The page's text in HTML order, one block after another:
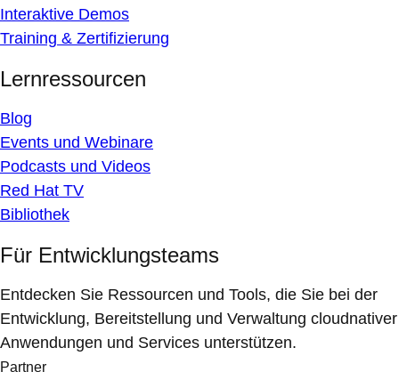
Interaktive Demos
Training & Zertifizierung
Lernressourcen
Blog
Events und Webinare
Podcasts und Videos
Red Hat TV
Bibliothek
Für Entwicklungsteams
Entdecken Sie Ressourcen und Tools, die Sie bei der
Entwicklung, Bereitstellung und Verwaltung cloudnativer
Anwendungen und Services unterstützen.
Partner